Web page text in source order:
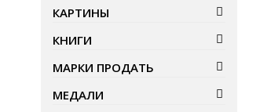
КАРТИНЫ
КНИГИ
МАРКИ ПРОДАТЬ
МЕДАЛИ